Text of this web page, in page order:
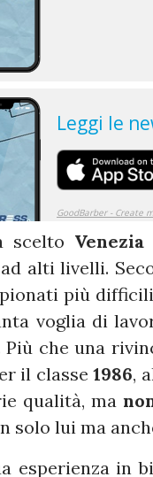
scelto Venezia
alti livelli.
più
voglia di
Più che una
il classe1986,
qualità, ma
solo lui ma
esperienza in